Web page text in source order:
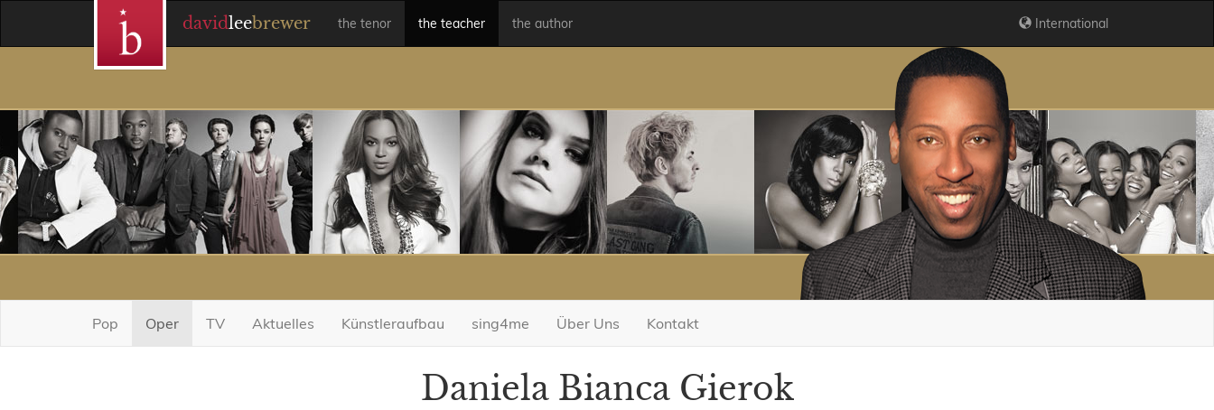
davidleebrewer the tenor the teacher the author International
Pop Oper TV Aktuelles Künstleraufbau sing4me Über Uns Kontakt
Daniela Bianca Gierok